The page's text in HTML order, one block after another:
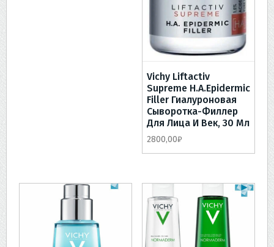
Vichy Liftactiv
Supreme H.A.Epidermic
Filler Гиалуроновая
Сыворотка-Филлер
Для Лица И Век, 30 Мл
2800,00₽